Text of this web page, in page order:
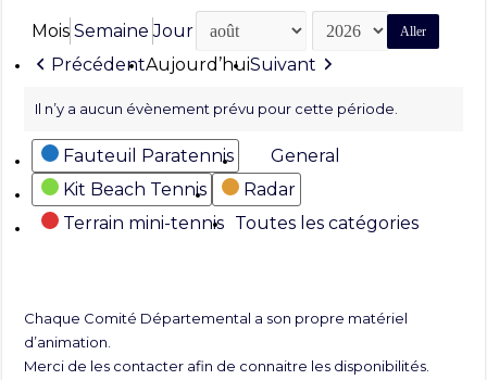
Mois Semaine Jour Mois
Année
PrécédentAujourd’huiSuivant
Il n’y a aucun évènement prévu pour cette période.
Catégories
Fauteuil Paratennis
General
Kit Beach Tennis
Radar
Terrain mini-tennis Toutes les catégories
Chaque Comité Départemental a son propre matériel
d’animation.
Merci de les contacter afin de connaitre les disponibilités.